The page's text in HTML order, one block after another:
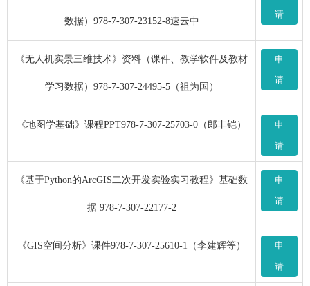
数据）978-7-307-23152-8速云中
请
《无人机实景三维技术》资料（课件、教学软件及教材
学习数据）978-7-307-24495-5（祖为国）
申
请
《地图学基础》课程PPT978-7-307-25703-0（郎丰铠）
申
请
《基于Python的ArcGIS二次开发实验实习教程》基础数
据 978-7-307-22177-2
申
请
《GIS空间分析》课件978-7-307-25610-1（李建辉等）
申
请